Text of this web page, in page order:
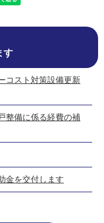
す
コスト対策設備更新
整備に係る経費の補
金を交付します